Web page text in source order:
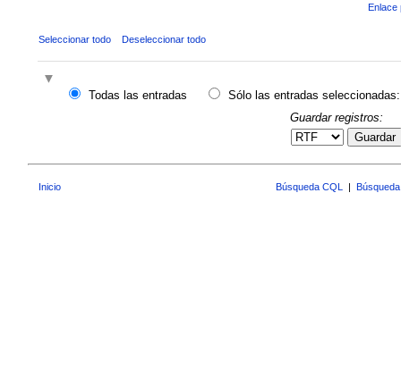
Enlace
Seleccionar todo Deseleccionar todo
Todas las entradas
Sólo las entradas seleccionadas:
Guardar registros:
Guardar
Inicio Búsqueda CQL